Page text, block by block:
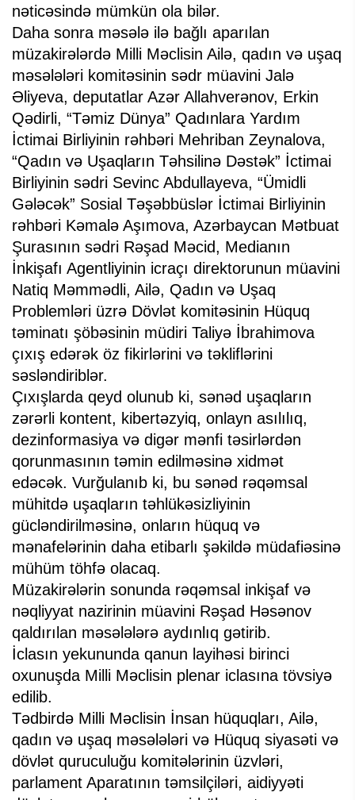
nəticəsində mümkün ola bilər.
Daha sonra məsələ ilə bağlı aparılan
müzakirələrdə Milli Məclisin Ailə, qadın və uşaq
məsələləri komitəsinin sədr müavini Jalə
Əliyeva, deputatlar Azər Allahverənov, Erkin
Qədirli, “Təmiz Dünya” Qadınlara Yardım
İctimai Birliyinin rəhbəri Mehriban Zeynalova,
“Qadın və Uşaqların Təhsilinə Dəstək” İctimai
Birliyinin sədri Sevinc Abdullayeva, “Ümidli
Gələcək” Sosial Təşəbbüslər İctimai Birliyinin
rəhbəri Kəmalə Aşımova, Azərbaycan Mətbuat
Şurasının sədri Rəşad Məcid, Medianın
İnkişafı Agentliyinin icraçı direktorunun müavini
Natiq Məmmədli, Ailə, Qadın və Uşaq
Problemləri üzrə Dövlət komitəsinin Hüquq
təminatı şöbəsinin müdiri Taliyə İbrahimova
çıxış edərək öz fikirlərini və təkliflərini
səsləndiriblər.
Çıxışlarda qeyd olunub ki, sənəd uşaqların
zərərli kontent, kibertəzyiq, onlayn asılılıq,
dezinformasiya və digər mənfi təsirlərdən
qorunmasının təmin edilməsinə xidmət
edəcək. Vurğulanıb ki, bu sənəd rəqəmsal
mühitdə uşaqların təhlükəsizliyinin
gücləndirilməsinə, onların hüquq və
mənafelərinin daha etibarlı şəkildə müdafiəsinə
mühüm töhfə olacaq.
Müzakirələrin sonunda rəqəmsal inkişaf və
nəqliyyat nazirinin müavini Rəşad Həsənov
qaldırılan məsələlərə aydınlıq gətirib.
İclasın yekununda qanun layihəsi birinci
oxunuşda Milli Məclisin plenar iclasına tövsiyə
edilib.
Tədbirdə Milli Məclisin İnsan hüquqları, Ailə,
qadın və uşaq məsələləri və Hüquq siyasəti və
dövlət quruculuğu komitələrinin üzvləri,
parlament Aparatının təmsilçiləri, aidiyyəti